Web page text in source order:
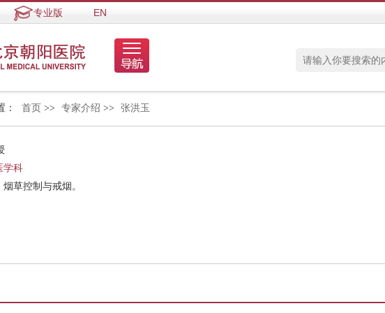
专业版 EN
： 首页 >> 专家介绍 >> 张洪玉
学科
草控制与戒烟。